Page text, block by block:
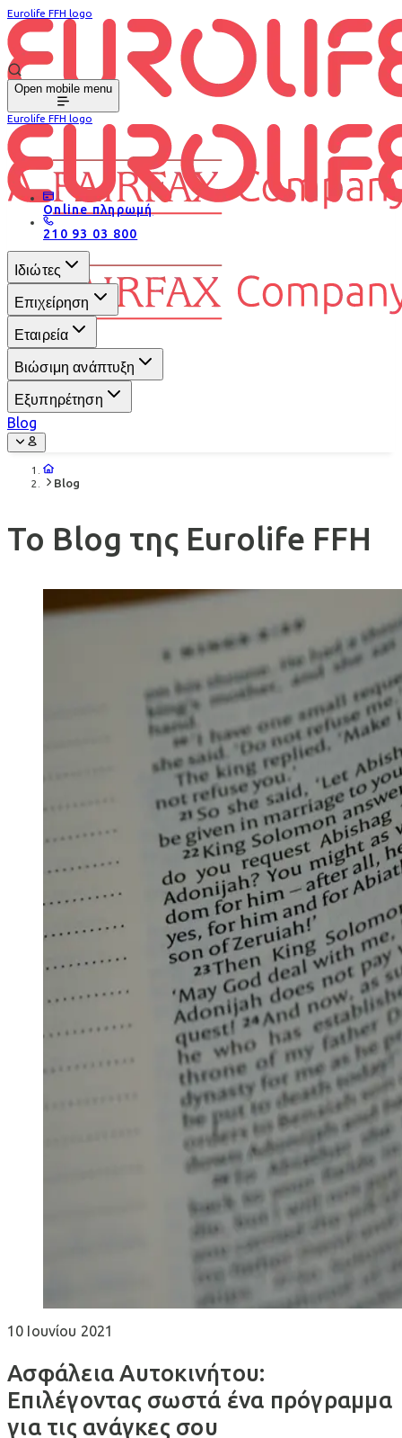
Eurolife FFH logo
Open mobile menu
Eurolife FFH logo
Online πληρωμή
210 93 03 800
Ιδιώτες
Επιχείρηση
Εταιρεία
Βιώσιμη ανάπτυξη
Εξυπηρέτηση
Blog
Blog
Το Blog της Eurolife FFH
10 Ιουνίου 2021
Ασφάλεια Αυτοκινήτου:
Επιλέγοντας σωστά ένα πρόγραμμα
για τις ανάγκες σου